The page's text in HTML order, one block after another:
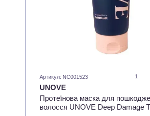
Артикул: NC001523 1
UNOVE
Протеїнова маска для
волосся UNOVE Deep Damage